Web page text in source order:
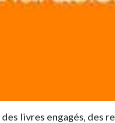
livres engagés, des